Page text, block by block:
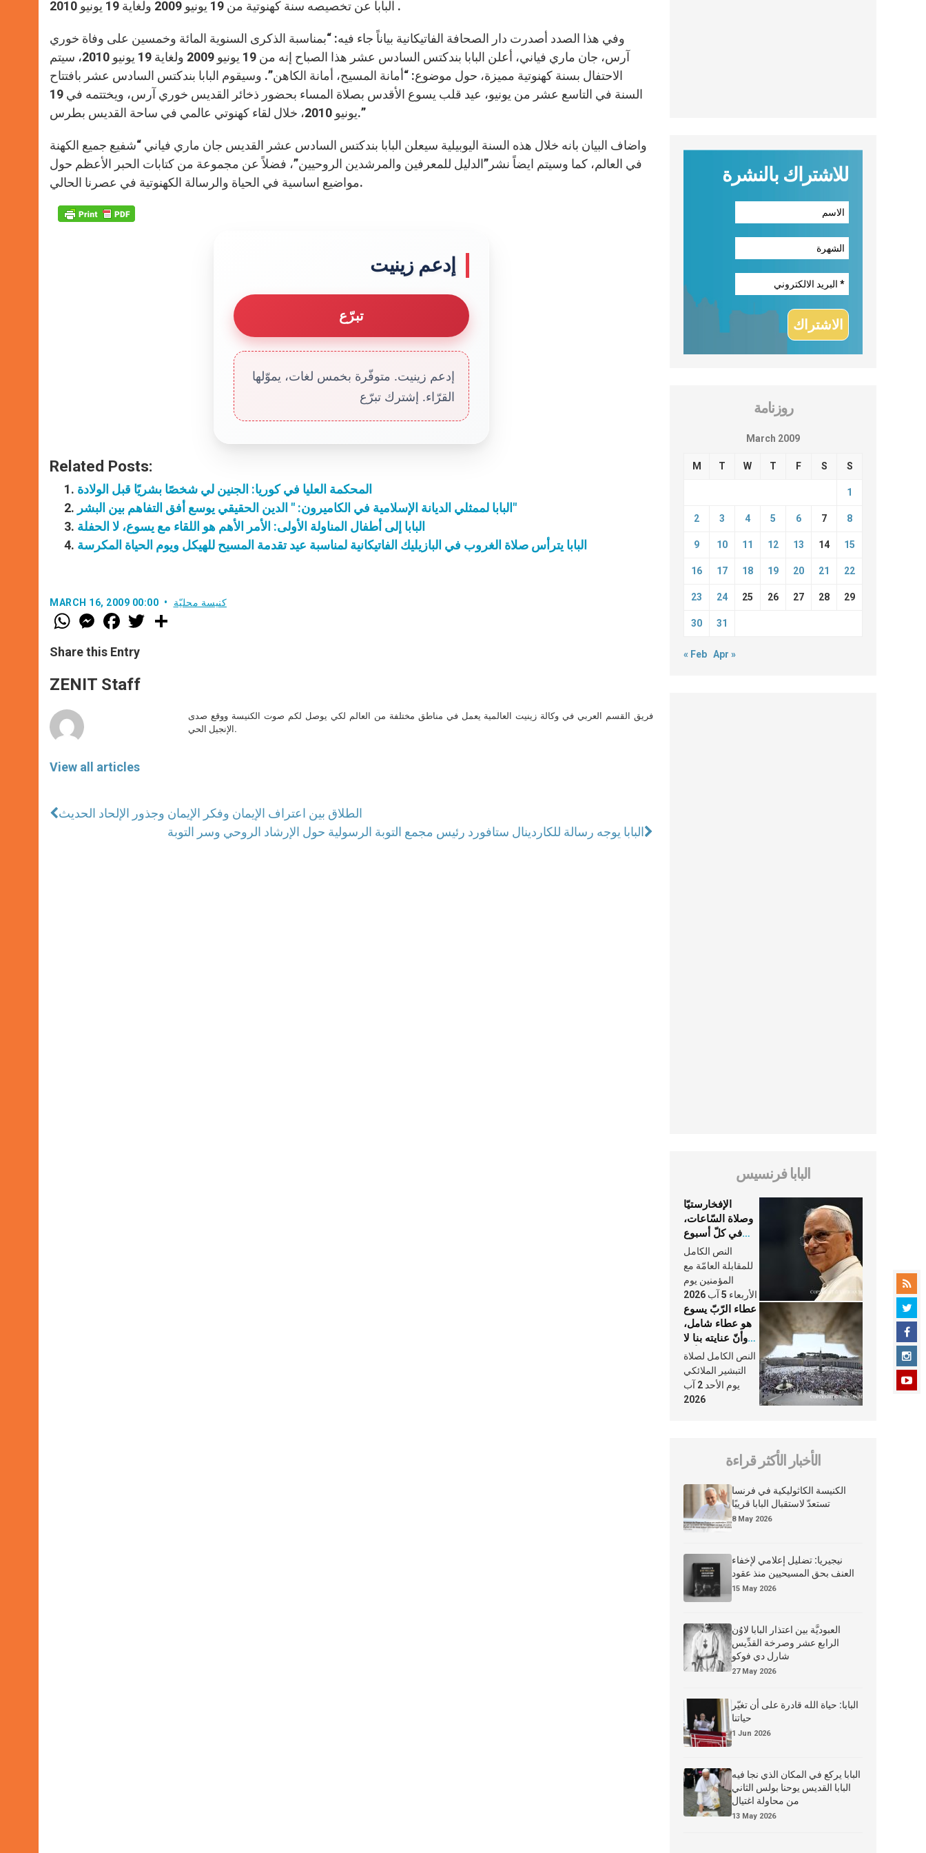
البابا عن تخصيصه سنة كهنوتية من 19 يونيو 2009 ولغاية 19 يونيو 2010 .
وفي هذا الصدد أصدرت دار الصحافة الفاتيكانية بياناً جاء فيه: “بمناسبة الذكرى السنوية المائة وخمسين على وفاة خوري
آرس، جان ماري فياني، أعلن البابا بندكتس السادس عشر هذا الصباح إنه من 19 يونيو 2009 ولغاية 19 يونيو 2010، سيتم
الاحتفال بسنة كهنوتية مميزة، حول موضوع: “أمانة المسيح، أمانة الكاهن”. وسيقوم البابا بندكتس السادس عشر بافتتاح
السنة في التاسع عشر من يونيو، عيد قلب يسوع الأقدس بصلاة المساء بحضور ذخائر القديس خوري آرس، ويختتمه في 19
يونيو 2010، خلال لقاء كهنوتي عالمي في ساحة القديس بطرس.”
واضاف البيان بانه خلال هذه السنة اليوبيلية سيعلن البابا بندكتس السادس عشر القديس جان ماري فياني “شفيع جميع الكهنة
في العالم، كما وسيتم ايضاً نشر”الدليل للمعرفين والمرشدين الروحيين”، فضلاً عن مجموعة من كتابات الحبر الأعظم حول
مواضيع اساسية في الحياة والرسالة الكهنوتية في عصرنا الحالي.
إدعم زينيت
تبرّع
إدعم زينيت. متوفّرة بخمس لغات، يموّلها
القرّاء. إشترك تبرّع
Related Posts:
المحكمة العليا في كوريا: الجنين لي شخصًا بشريًا قبل الولادة
البابا لممثلي الديانة الإسلامية في الكاميرون: " الدين الحقيقي يوسع أفق التفاهم بين البشر"
البابا إلى أطفال المناولة الأولى: الأمر الأهم هو اللقاء مع يسوع، لا الحفلة
البابا يترأس صلاة الغروب في البازيليك الفاتيكانية لمناسبة عيد تقدمة المسيح للهيكل ويوم الحياة المكرسة
MARCH 16, 2009 00:00 كنيسة محليّة
W
h
t
s
p
p
M
e
s
e
g
e
F
a
e
b
o
k
w
Share this Entry
ZENIT Staff
View all articles
فريق القسم العربي في وكالة زينيت العالمية يعمل في مناطق مختلفة من العالم لكي يوصل لكم صوت الكنيسة ووقع صدى
الإنجيل الحي.
الطلاق بين اعتراف الإيمان وفكر الإيمان وجذور الإلحاد الحديث
البابا يوجه رسالة للكاردينال ستافورد رئيس مجمع التوبة الرسولية حول الإرشاد الروحي وسر التوبة
للاشتراك بالنشرة
روزنامة
March 2009
M T W T F S S
1
2 3 4 5 6 7 8
9 10 11 12 13 14 15
16 17 18 19 20 21 22
23 24 25 26 27 28 29
30 31
« Feb Apr »
البابا فرنسيس
الإفخارستيّا
وصلاة السّاعات،
في كلّ أسبوع
وكلّ يوم، هما
النَّفَس في حياة
الكنيسة
النص الكامل
للمقابلة العامّة مع
المؤمنين يوم
الأربعاء 5 آب 2026
عطاء الرّبّ يسوع
هو عطاء شامل،
وأنّ عنايته بنا لا
تغيب عنّا أبدًا
النص الكامل لصلاة
التبشير الملائكي
يوم الأحد 2 آب
2026
الأخبار الأكثر قراءة
الكنيسة الكاثوليكية في فرنسا
تستعدّ لاستقبال البابا قريبًا
8 May 2026
نيجيريا: تضليل إعلامي لإخفاء
العنف بحق المسيحيين منذ عقود
15 May 2026
العبوديَّة بين اعتذار البابا لاوُن
الرابع عشر وصرخة القدِّيس
شارل دي فوكو
27 May 2026
البابا: حياة الله قادرة على أن تغيّر
حياتنا
1 Jun 2026
البابا يركع في المكان الذي نجا فيه
البابا القديس يوحنا بولس الثاني
من محاولة اغتيال
13 May 2026